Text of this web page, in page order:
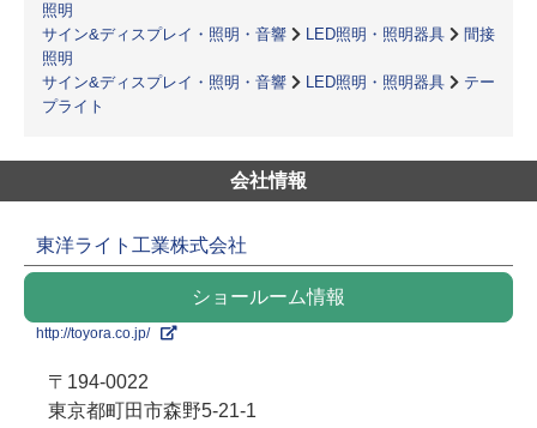
照明
サイン&ディスプレイ・照明・音響
LED照明・照明器具
間接
照明
サイン&ディスプレイ・照明・音響
LED照明・照明器具
テー
プライト
会社情報
東洋ライト工業株式会社
ショールーム情報
http://toyora.co.jp/
〒194-0022
東京都町田市森野5-21-1